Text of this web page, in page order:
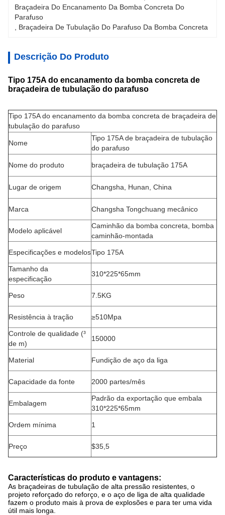
Braçadeira Do Encanamento Da Bomba Concreta Do
Parafuso
Braçadeira De Tubulação Do Parafuso Da Bomba Concreta
Descrição Do Produto
Tipo 175A do encanamento da bomba concreta de
braçadeira de tubulação do parafuso
Tipo 175A do encanamento da bomba concreta de braçadeira de
tubulação do parafuso
Nome
Tipo 175A de braçadeira de tubulação
do parafuso
Nome do produto braçadeira de tubulação 175A
Lugar de origem Changsha, Hunan, China
Marca Changsha Tongchuang mecânico
Modelo aplicável
Caminhão da bomba concreta, bomba
caminhão-montada
Especificações e modelosTipo 175A
Tamanho da
especificação
310*225*65mm
Peso 7.5KG
Resistência à tração ≥510Mpa
Controle de qualidade (³
de m)
150000
Material Fundição de aço da liga
Capacidade da fonte 2000 partes/mês
Embalagem
Padrão da exportação que embala
310*225*65mm
Ordem mínima 1
Preço $35,5
Características do produto e vantagens:
As braçadeiras de tubulação de alta pressão resistentes, o
projeto reforçado do reforço, e o aço de liga de alta qualidade
fazem o produto mais à prova de explosões e para ter uma vida
útil mais longa.